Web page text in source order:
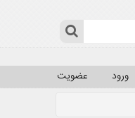
عضویت ورود